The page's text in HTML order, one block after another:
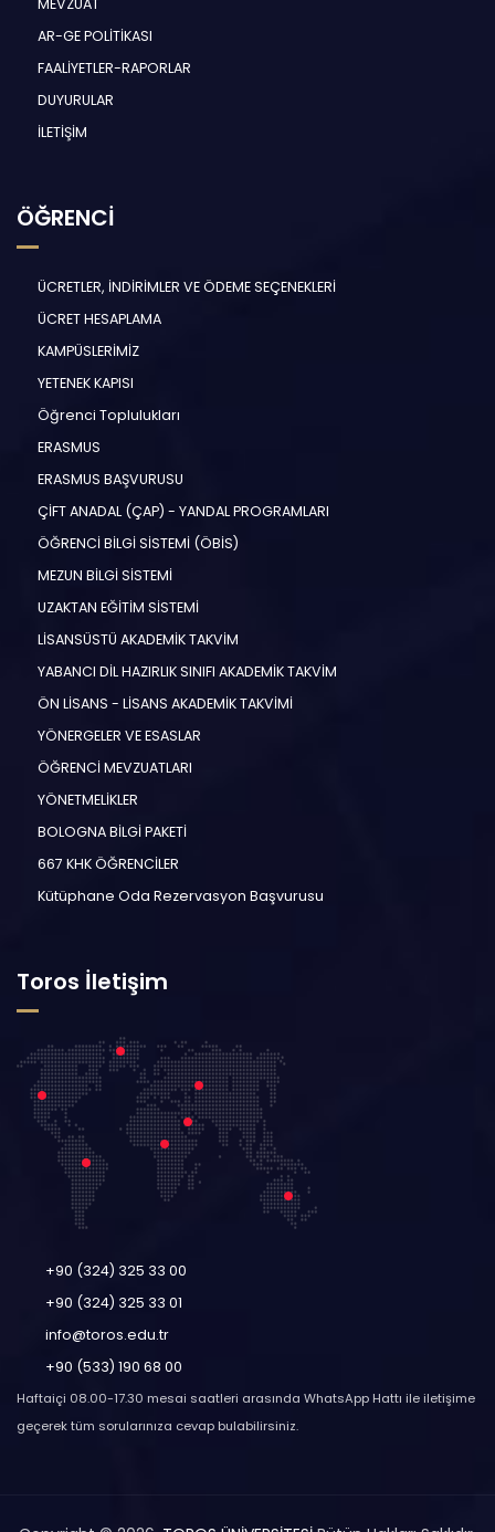
MEVZUAT
AR-GE POLİTİKASI
FAALİYETLER-RAPORLAR
DUYURULAR
İLETİŞİM
ÖĞRENCİ
ÜCRETLER, İNDİRİMLER VE ÖDEME SEÇENEKLERİ
ÜCRET HESAPLAMA
KAMPÜSLERİMİZ
YETENEK KAPISI
Öğrenci Toplulukları
ERASMUS
ERASMUS BAŞVURUSU
ÇİFT ANADAL (ÇAP) - YANDAL PROGRAMLARI
ÖĞRENCİ BİLGİ SİSTEMİ (ÖBİS)
MEZUN BİLGİ SİSTEMİ
UZAKTAN EĞİTİM SİSTEMİ
LİSANSÜSTÜ AKADEMİK TAKVİM
YABANCI DİL HAZIRLIK SINIFI AKADEMİK TAKVİM
ÖN LİSANS - LİSANS AKADEMİK TAKVİMİ
YÖNERGELER VE ESASLAR
ÖĞRENCİ MEVZUATLARI
YÖNETMELİKLER
BOLOGNA BİLGİ PAKETİ
667 KHK ÖĞRENCİLER
Kütüphane Oda Rezervasyon Başvurusu
Toros İletişim
+90 (324) 325 33 00
+90 (324) 325 33 01
info@toros.edu.tr
+90 (533) 190 68 00
Haftaiçi 08.00-17.30 mesai saatleri arasında WhatsApp Hattı ile iletişime
geçerek tüm sorularınıza cevap bulabilirsiniz.